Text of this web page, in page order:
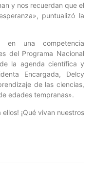
y nos recuerdan que el
puntualizó la
en una competencia
del Programa Nacional
la agenda científica y
Encargada, Delcy
de las ciencias,
edades tempranas».
¡Qué vivan nuestros